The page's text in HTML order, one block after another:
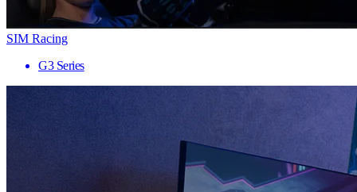
SIM Racing
G3 Series